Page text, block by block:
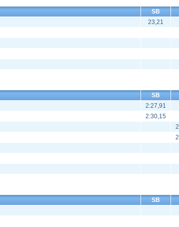
SB
23,21
SB
2:27,91
2:30,15
SB